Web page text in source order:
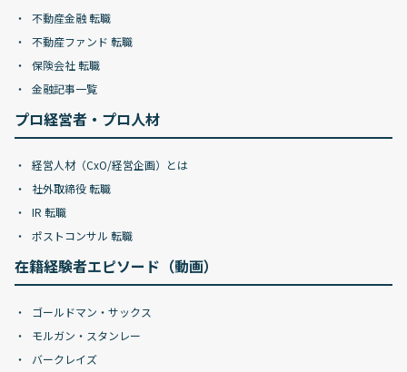
不動産金融 転職
不動産ファンド 転職
保険会社 転職
金融記事一覧
プロ経営者・プロ人材
経営人材（CxO/経営企画）とは
社外取締役 転職
IR 転職
ポストコンサル 転職
在籍経験者エピソード（動画）
ゴールドマン・サックス
モルガン・スタンレー
バークレイズ